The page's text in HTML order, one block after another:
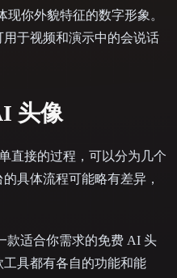
你外貌特征的数字形象。
于视频和演示中的会说话
头像
直接的过程，可以分为几个
具体流程可能略有差异，
款适合你需求的免费 AI 头
具都有各自的功能和能